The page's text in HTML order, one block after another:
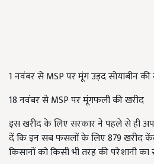
1 नवंबर से MSP पर मूंग उड़द सोयाबीन की
18 नवंबर से MSP पर मूंगफली की खरीद
इस खरीद के लिए सरकार ने पहले से ही
दें कि इन सब फसलों के लिए 879 खरीद
किसानों को किसी भी तरह की परेशानी